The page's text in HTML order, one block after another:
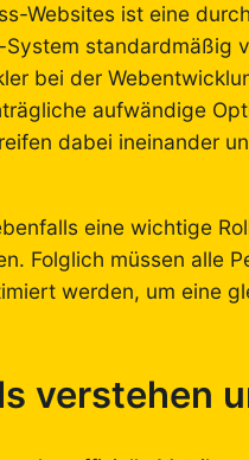
Websites ist eine
standardmäßig
bei der
aufwändige
dabei ineinander
eine wichtige
Folglich müssen alle
werden, um eine
verstehen